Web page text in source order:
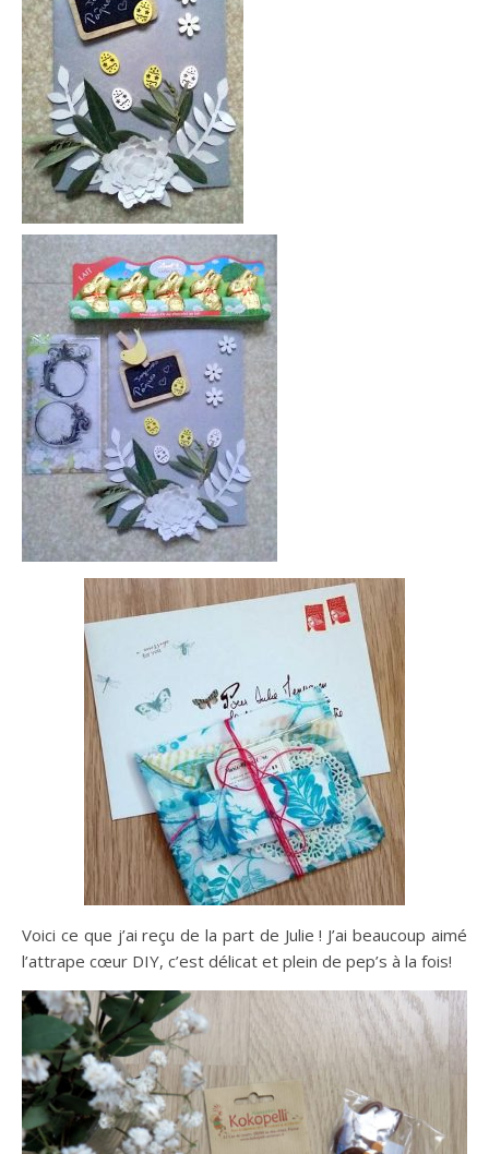
Voici ce que j’ai reçu de la part de Julie ! J’ai beaucoup aimé
l’attrape cœur DIY, c’est délicat et plein de pep’s à la fois!